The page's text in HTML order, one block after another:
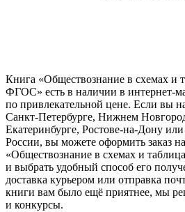
Книга «Обществознание в схемах и
ФГОС» есть в наличии в интернет-
по привлекательной цене. Если вы
Санкт-Петербурге, Нижнем
Екатеринбурге, Ростове-на-Дону
России, вы можете оформить заказ
«Обществознание в схемах и
и выбрать удобный способ его
доставка курьером или отправка
книги вам было ещё приятнее, мы
и конкурсы.